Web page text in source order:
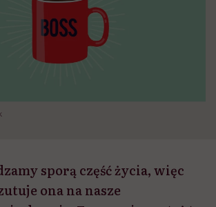
sporą część życia, więc
ona na nasze